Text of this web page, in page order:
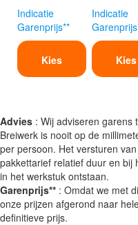
Indicatie
Garenprijs**
Kies
Indicatie
Kies
Advies : Wij adviseren garens
Breiwerk is nooit op de
per persoon. Het versturen
pakkettarief relatief duur en bij
in het werkstuk ontstaan.
Garenprijs** : Omdat we met
onze prijzen afgerond naar
definitieve prijs.